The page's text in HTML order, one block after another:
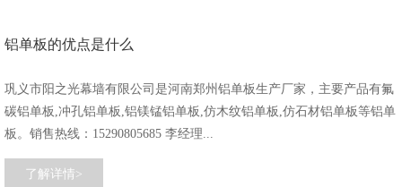
铝单板的优点是什么
巩义市阳之光幕墙有限公司是河南郑州铝单板生产厂家，主要产品有氟
碳铝单板,冲孔铝单板,铝镁锰铝单板,仿木纹铝单板,仿石材铝单板等铝单
板。销售热线：15290805685 李经理...
了解详情>